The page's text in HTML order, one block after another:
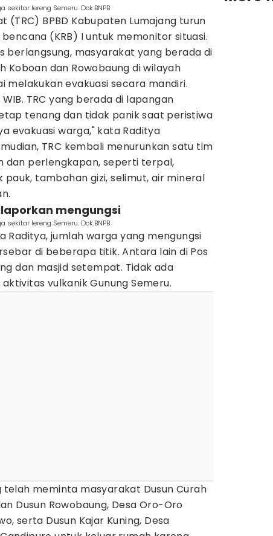
sekitar lereng Semeru. Dok.BNPB
(TRC) BPBD Kabupaten Lumajang turun
(KRB) I untuk memonitor situasi.
berlangsung, masyarakat yang berada di
Koboan dan Rowobaung di wilayah
melakukan evakuasi secara mandiri.
TRC yang berada di lapangan
tenang dan tidak panik saat peristiwa
evakuasi warga," kata Raditya
TRC kembali menurunkan satu tim
dan perlengkapan, seperti terpal,
tambahan gizi, selimut, air mineral
mengungsi
sekitar lereng Semeru. Dok.BNPB
Raditya, jumlah warga yang mengungsi
di beberapa titik. Antara lain di Pos
dan masjid setempat. Tidak ada
vulkanik Gunung Semeru.
telah meminta masyarakat Dusun Curah
Dusun Rowobaung, Desa Oro-Oro
serta Dusun Kajar Kuning, Desa